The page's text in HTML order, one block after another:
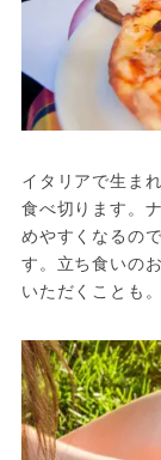
イタリアで生ま
食べ切ります。
めやすくなるの
す。立ち食いの
いただくことも。